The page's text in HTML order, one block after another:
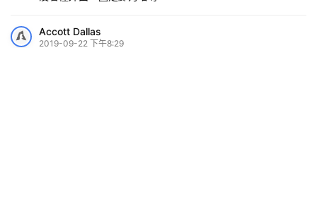
Accott Dallas
2019-09-22 下午8:29